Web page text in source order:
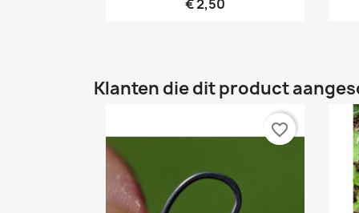
€ 2,50
Klanten die dit product
favorite_border